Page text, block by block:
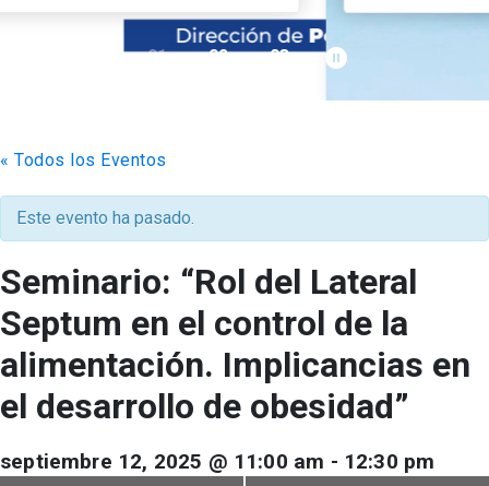
Académicos
Documentos FCB
Grupos de Investigación
Redes Internacionales
Centro de Estudiantes
01 02 03 pause_circle_filled
« Todos los Eventos
Este evento ha pasado.
Seminario: “Rol del Lateral
Septum en el control de la
alimentación. Implicancias en
el desarrollo de obesidad”
septiembre 12, 2025 @ 11:00 am - 12:30 pm